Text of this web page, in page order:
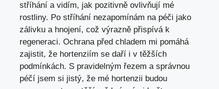
stříhání a vidím, jak pozitivně ovlivňují mé
rostliny. Po stříhání nezapomínám na péči jako
zálivku a hnojení, což výrazně přispívá k
regeneraci. Ochrana před chladem mi pomáhá
zajistit, že hortenziím se daří i v těžších
podmínkách. S pravidelným řezem a správnou
péčí jsem si jistý, že mé hortenzii budou